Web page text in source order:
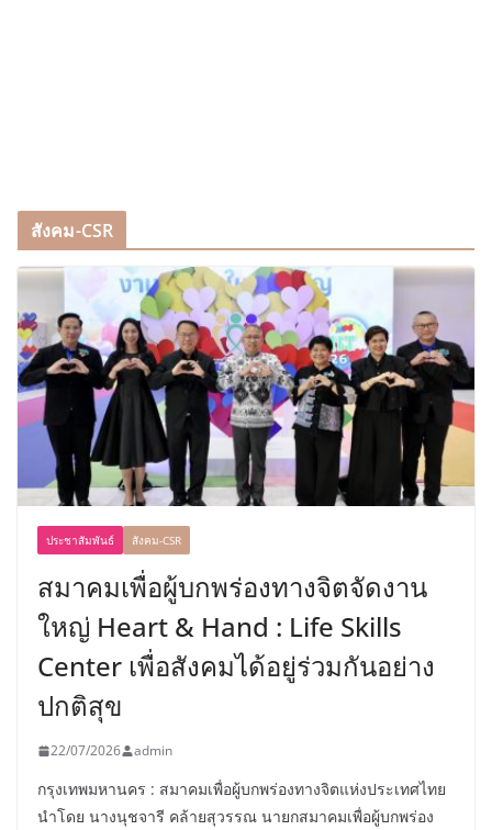
สังคม-CSR
ประชาสัมพันธ์ สังคม-CSR
สมาคมเพื่อผู้บกพร่องทางจิตจัดงาน
ใหญ่ Heart & Hand : Life Skills
Center เพื่อสังคมได้อยู่ร่วมกันอย่าง
ปกติสุข
22/07/2026 admin
กรุงเทพมหานคร : สมาคมเพื่อผู้บกพร่องทางจิตแห่งประเทศไทย
นำโดย นางนุชจารี คล้ายสุวรรณ นายกสมาคมเพื่อผู้บกพร่อง